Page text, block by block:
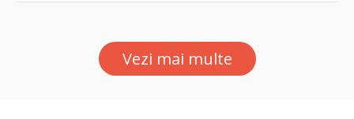
Vezi mai multe